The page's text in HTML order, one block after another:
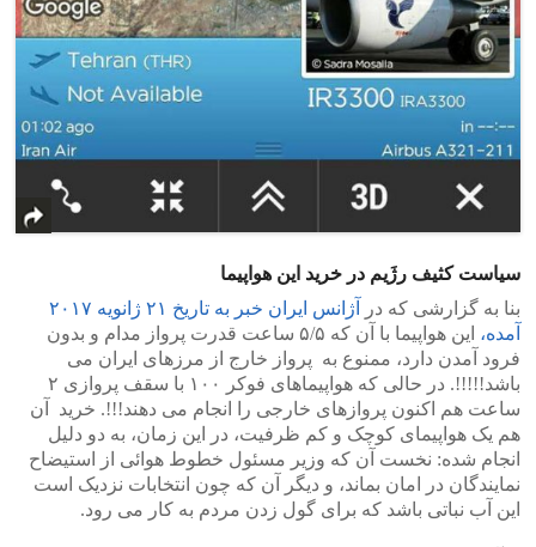
سیاست کثیف رژَیم در خرید این هواپیما
بنا به گزارشی که در
آژانس ایران خبر به تاریخ ۲۱ ژانویه ۲۰۱۷
آمده،
این هواپیما با آن که ۵/۵ ساعت قدرت پرواز مدام و بدون
فرود آمدن دارد، ممنوع به پرواز خارج از مرزهای ایران می
باشد!!!!!. در حالی که هواپیماهای فوکر ۱۰۰ با سقف پروازی ۲
ساعت هم اکنون پروازهای خارجی را انجام می دهند!!!. خرید آن
هم یک هواپیمای کوچک و کم ظرفیت، در این زمان، به دو دلیل
انجام شده: نخست آن که وزیر مسئول خطوط هوائی از استیضاح
نمایندگان در امان بماند، و دیگر آن که چون انتخابات نزدیک است
این آب نباتی باشد که برای گول زدن مردم به کار می رود.